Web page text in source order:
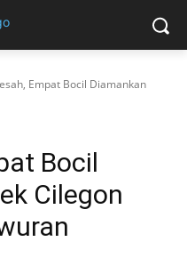
Empat Bocil Diamankan
Bocil
Cilegon